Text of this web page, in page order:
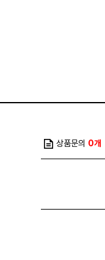
상품문의 0개